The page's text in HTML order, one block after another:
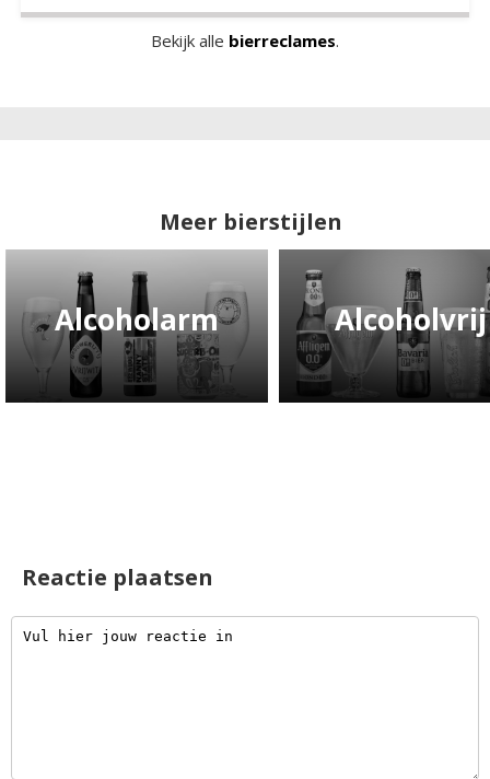
Bekijk alle bierreclames.
Meer bierstijlen
Alcoholarm Alcoholvrij
Reactie plaatsen